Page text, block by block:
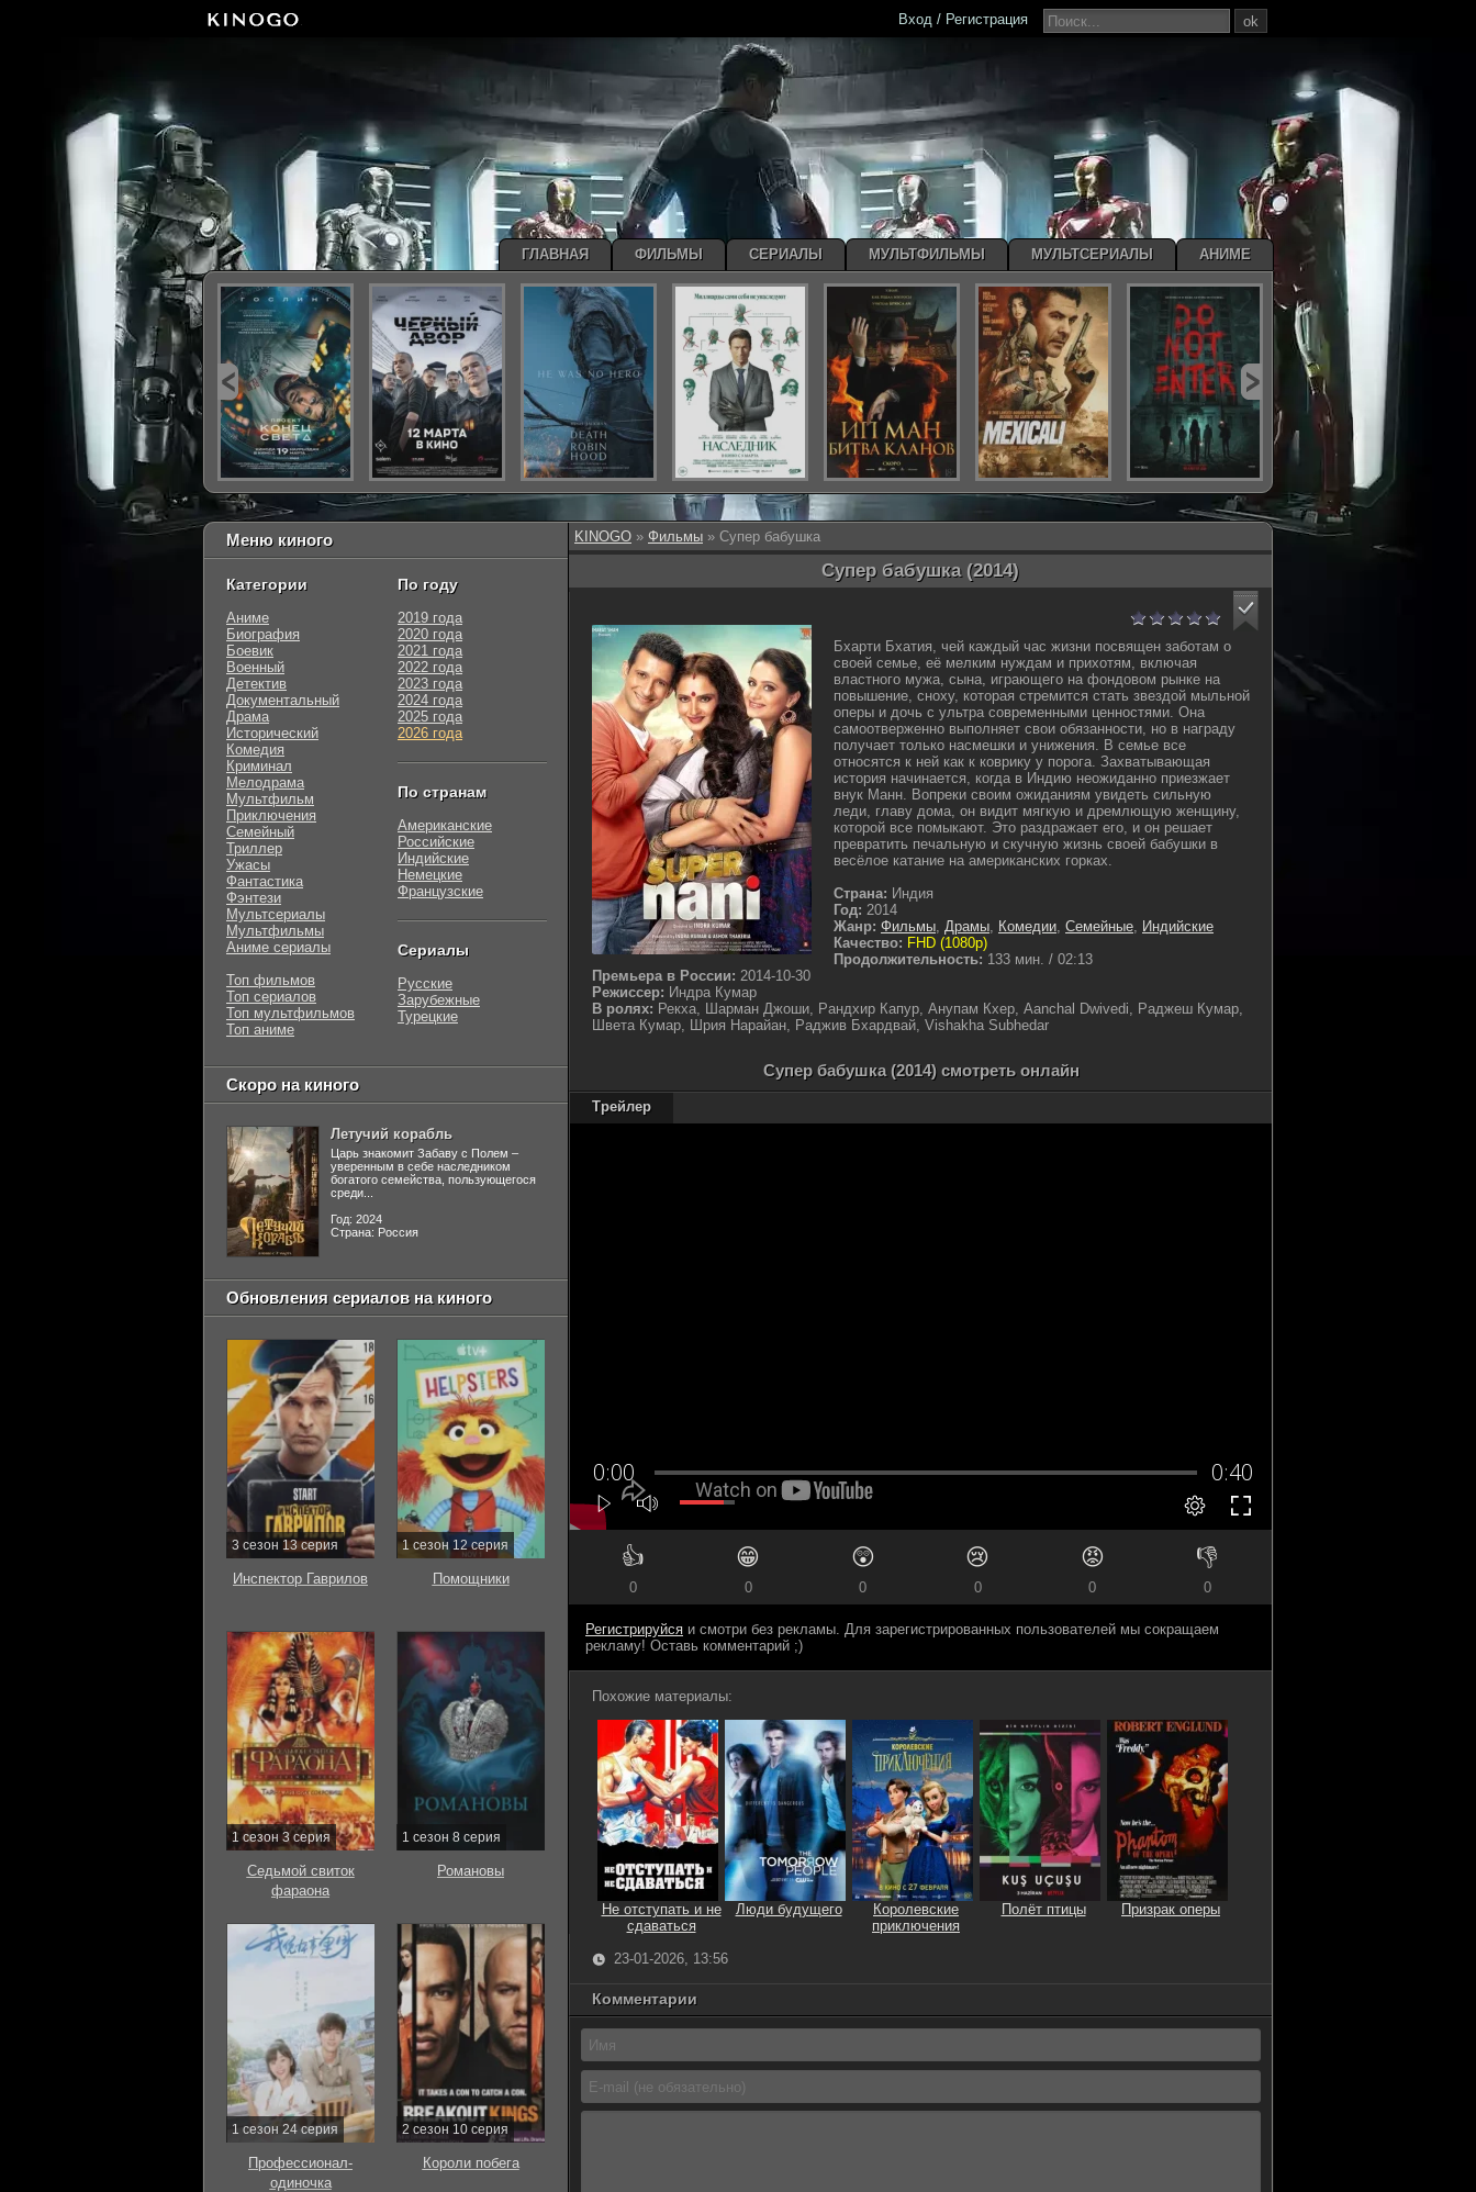
KINOGO » Фильмы » Супер бабушка
Супер бабушка (2014)
Бхарти Бхатия, чей каждый час жизни посвящен заботам о
своей семье, её мелким нуждам и прихотям, включая
властного мужа, сына, играющего на фондовом рынке на
повышение, сноху, которая стремится стать звездой мыльной
оперы и дочь с ультра современными ценностями. Она
самоотверженно выполняет свои обязанности, но в награду
получает только насмешки и унижения. В семье все
относятся к ней как к коврику у порога. Захватывающая
история начинается, когда в Индию неожиданно приезжает
внук Манн. Вопреки своим ожиданиям увидеть сильную
леди, главу дома, он видит мягкую и дремлющую женщину,
которой все помыкают. Это раздражает его, и он решает
превратить печальную и скучную жизнь своей бабушки в
весёлое катание на американских горках.
Страна: Индия
Год: 2014
Жанр: Фильмы, Драмы, Комедии, Семейные, Индийские
Качество: FHD (1080p)
Продолжительность: 133 мин. / 02:13
Премьера в России: 2014-10-30
Режиссер: Индра Кумар
В ролях: Рекха, Шарман Джоши, Рандхир Капур, Анупам Кхер, Aanchal Dwivedi, Раджеш Кумар,
Швета Кумар, Шрия Нарайан, Раджив Бхардвай, Vishakha Subhedar
Супер бабушка (2014) смотреть онлайн
Трейлер
👍
0
😁
0
😲
0
😢
0
😡
0
👎
0
Регистрируйся и смотри без рекламы. Для зарегистрированных пользователей мы сокращаем
рекламу! Оставь комментарий ;)
Похожие материалы:
Не отступать и не
сдаваться
Люди будущего
Королевские
приключения
Полёт птицы Призрак оперы
23-01-2026, 13:56
Комментарии
Меню киного
Категории
Аниме
Биография
Боевик
Военный
Детектив
Документальный
Драма
Исторический
Комедия
Криминал
Мелодрама
Мультфильм
Приключения
Семейный
Триллер
Ужасы
Фантастика
Фэнтези
Мультсериалы
Мультфильмы
Аниме сериалы
Топ фильмов
Топ сериалов
Топ мультфильмов
Топ аниме
По году
2019 года
2020 года
2021 года
2022 года
2023 года
2024 года
2025 года
2026 года
По странам
Американские
Российские
Индийские
Немецкие
Французские
Сериалы
Русские
Зарубежные
Турецкие
Скоро на киного
Летучий корабль
Царь знакомит Забаву с Полем –
уверенным в себе наследником
богатого семейства, пользующегося
среди...
Год: 2024
Страна: Россия
Обновления сериалов на киного
3 сезон 13 серия
Инспектор Гаврилов
1 сезон 12 серия
Помощники
1 сезон 3 серия
Седьмой свиток
фараона
1 сезон 8 серия
Романовы
1 сезон 24 серия
Профессионал-
одиночка
2 сезон 10 серия
Короли побега
ok
Вход / Регистрация
ГЛАВНАЯ ФИЛЬМЫ СЕРИАЛЫ МУЛЬТФИЛЬМЫ МУЛЬТСЕРИАЛЫ АНИМЕ